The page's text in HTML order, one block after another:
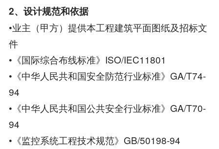
2、设计规范和依据
•业主（甲方）提供本工程建筑平面图纸及招标文
件
•《国际综合布线标准》ISO/IEC11801
•《中华人民共和国安全防范行业标准》GA/T74-
94
•《中华人民共和国公共安全行业标准》GA/T70-
94
•《监控系统工程技术规范》GB/50198-94